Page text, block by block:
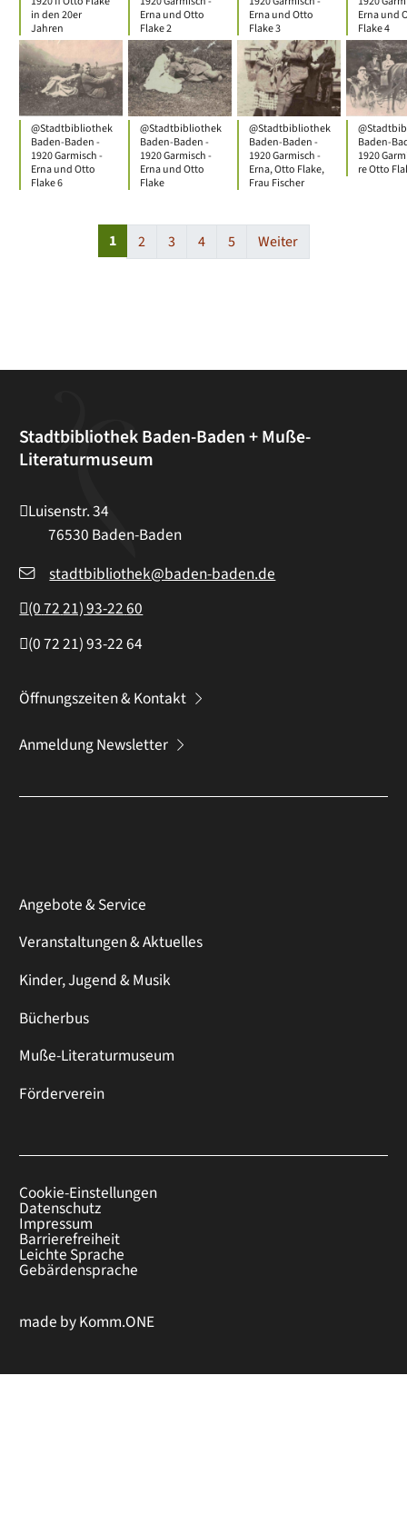
in den 20er
Jahren
Erna und Otto
Flake 2
Erna und Otto
Flake 3
Erna und
Flake 4
@Stadtbibliothek
Baden-Baden -
1920 Garmisch -
Erna und Otto
Flake 6
@Stadtbibliothek
Baden-Baden -
1920 Garmisch -
Erna und Otto
Flake
@Stadtbibliothek
Baden-Baden -
1920 Garmisch -
Erna, Otto Flake,
Frau Fischer
Baden-
1920
re Otto
1 2 3 4 5 Weiter
Stadtbibliothek Baden-Baden + Muße-
Literaturmuseum
Luisenstr. 34
76530 Baden-Baden
stadtbibliothek@baden-baden.de
(07221) 93-2260
(07221) 93-2264
Öffnungszeiten & Kontakt
Anmeldung Newsletter
Angebote & Service
Veranstaltungen & Aktuelles
Kinder, Jugend & Musik
Bücherbus
Muße-Literaturmuseum
Förderverein
Cookie-Einstellungen
Datenschutz
Impressum
Barrierefreiheit
Leichte Sprache
Gebärdensprache
made byKomm.ONE